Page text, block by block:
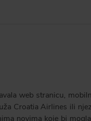
web stranicu,
Croatia Airlines ili
novima koje bi